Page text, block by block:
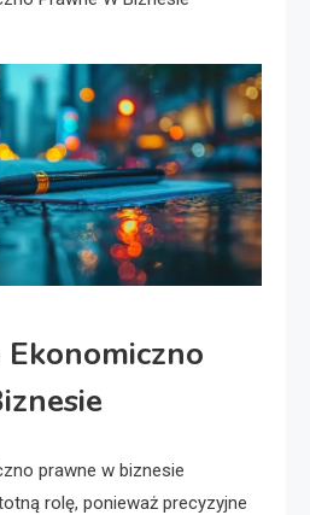
Ekonomiczno
prawne w biznesie
rolę, ponieważ precyzyjne